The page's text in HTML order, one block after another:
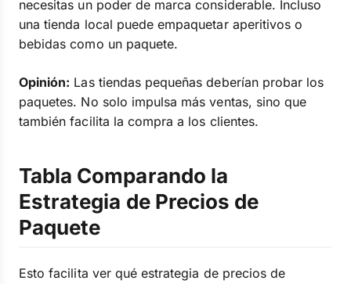
necesitas un poder de marca considerable. Incluso
una tienda local puede empaquetar aperitivos o
bebidas como un paquete.
Opinión: Las tiendas pequeñas deberían probar los
paquetes. No solo impulsa más ventas, sino que
también facilita la compra a los clientes.
Tabla Comparando la
Estrategia de Precios de
Paquete
Esto facilita ver qué estrategia de precios de